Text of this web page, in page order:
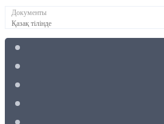
Документы
Қазақ тілінде